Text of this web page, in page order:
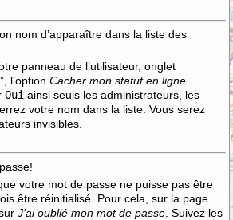
nom d’apparaître dans la liste des
panneau de l’utilisateur, onglet
l’option Cacher mon statut en ligne
Oui ainsi seuls les administrateurs, les
votre nom dans la liste. Vous serez
invisibles.
votre mot de passe ne puisse pas être
être réinitialisé. Pour cela, sur la page
J’ai oublié mon mot de passe . Suivez les